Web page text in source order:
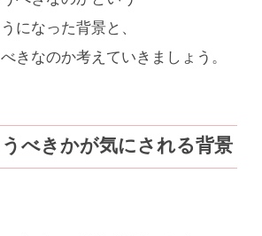
になった背景と、
きなのか考えていきましょう。
べきかが気にされる背景